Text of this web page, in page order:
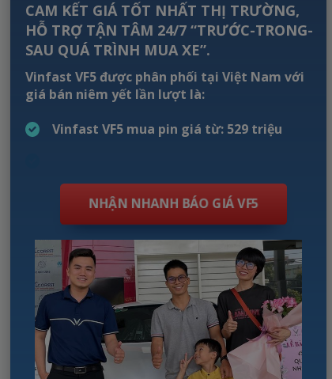
CAM KẾT GIÁ TỐT NHẤT THỊ TRƯỜNG,
HỖ TRỢ TẬN TÂM 24/7 “TRƯỚC-TRONG-
SAU QUÁ TRÌNH MUA XE”.
Vinfast VF5 được phân phối tại Việt Nam với
giá bán niêm yết lần lượt là:
NHẬN NHANH BÁO GIÁ VF5
Vinfast VF5 mua pin giá từ: 529 triệu